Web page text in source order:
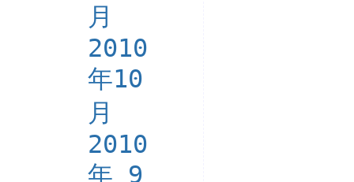
月
2010
年10
月
2010
年 9